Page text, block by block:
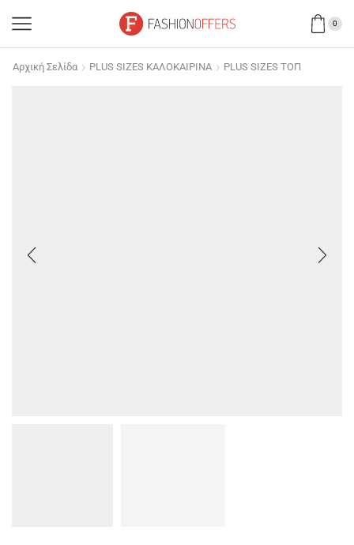
0
Αρχική Σελίδα PLUS SIZES ΚΑΛΟΚΑΙΡΙΝΑ PLUS SIZES ΤΟΠ